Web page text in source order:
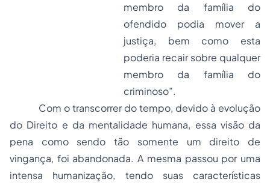
membro da família do
ofendido podia mover a
justiça, bem como esta
poderia recair sobre qualquer
membro da família do
criminoso”.
Com o transcorrer do tempo, devido à evolução
do Direito e da mentalidade humana, essa visão da
pena como sendo tão somente um direito de
vingança, foi abandonada. A mesma passou por uma
intensa humanização, tendo suas características